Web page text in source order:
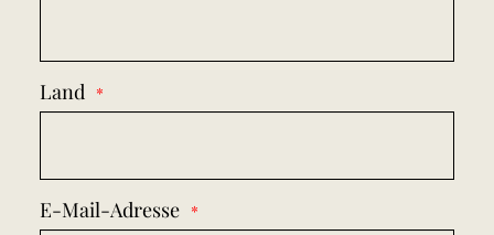
Land
E-Mail-Adresse